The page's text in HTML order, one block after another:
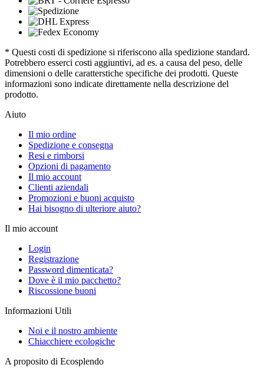
* Questi costi di spedizione si riferiscono alla spedizione standard.
Potrebbero esserci costi aggiuntivi, ad es. a causa del peso, delle
dimensioni o delle caratterstiche specifiche dei prodotti. Queste
informazioni sono indicate direttamente nella descrizione del
prodotto.
Aiuto
Il mio ordine
Spedizione e consegna
Resi e rimborsi
Opzioni di pagamento
Il mio account
Clienti aziendali
Promozioni e buoni acquisto
Hai bisogno di ulteriore aiuto?
Il mio account
Login
Registrazione
Password dimenticata?
Dove è il mio pacchetto?
Riscossione buoni
Informazioni Utili
Noi e il nostro ambiente
Chiacchiere ecologiche
A proposito di Ecosplendo